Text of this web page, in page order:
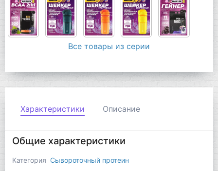
Все товары из серии
Характеристики Описание
Общие характеристики
Категория Сывороточный протеин